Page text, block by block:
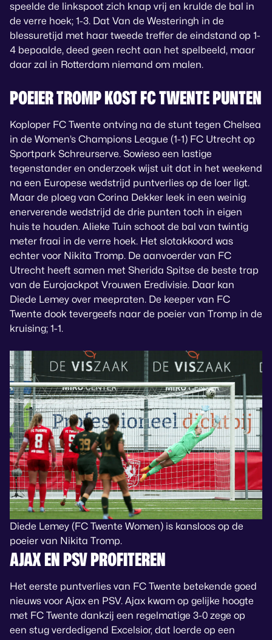
speelde de linkspoot zich knap vrij en krulde de bal in
de verre hoek; 1-3. Dat Van de Westeringh in de
blessuretijd met haar tweede treffer de eindstand op 1-
4 bepaalde, deed geen recht aan het spelbeeld, maar
daar zal in Rotterdam niemand om malen.
POEIER TROMP KOST FC TWENTE PUNTEN
Koploper FC Twente ontving na de stunt tegen Chelsea
in de Women’s Champions League (1-1) FC Utrecht op
Sportpark Schreurserve. Sowieso een lastige
tegenstander en onderzoek wijst uit dat in het weekend
na een Europese wedstrijd puntverlies op de loer ligt.
Maar de ploeg van Corina Dekker leek in een weinig
enerverende wedstrijd de drie punten toch in eigen
huis te houden. Alieke Tuin schoot de bal van twintig
meter fraai in de verre hoek. Het slotakkoord was
echter voor Nikita Tromp. De aanvoerder van FC
Utrecht heeft samen met Sherida Spitse de beste trap
van de Eurojackpot Vrouwen Eredivisie. Daar kan
Diede Lemey over meepraten. De keeper van FC
Twente dook tevergeefs naar de poeier van Tromp in de
kruising; 1-1.
Diede Lemey (FC Twente Women) is kansloos op de
poeier van Nikita Tromp.
AJAX EN PSV PROFITEREN
Het eerste puntverlies van FC Twente betekende goed
nieuws voor Ajax en PSV. Ajax kwam op gelijke hoogte
met FC Twente dankzij een regelmatige 3-0 zege op
een stug verdedigend Excelsior, dat loerde op een